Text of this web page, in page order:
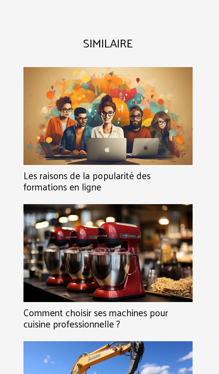
SIMILAIRE
Les raisons de la popularité des
formations en ligne
Comment choisir ses machines pour
cuisine professionnelle ?